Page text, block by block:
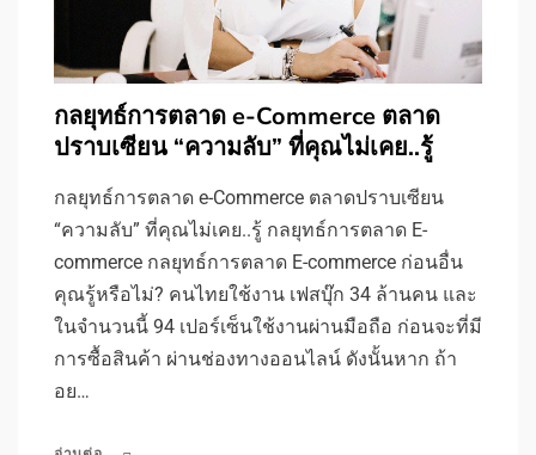
กลยุทธ์การตลาด e-Commerce ตลาด
ปราบเซียน “ความลับ” ที่คุณไม่เคย..รู้
กลยุทธ์การตลาด e-Commerce ตลาดปราบเซียน
“ความลับ” ที่คุณไม่เคย..รู้ กลยุทธ์การตลาด E-
commerce กลยุทธ์การตลาด E-commerce ก่อนอื่น
คุณรู้หรือไม่? คนไทยใช้งาน เฟสบุ๊ก 34 ล้านคน และ
ในจำนวนนี้ 94 เปอร์เซ็นใช้งานผ่านมือถือ ก่อนจะที่มี
การซื้อสินค้า ผ่านช่องทางออนไลน์ ดังนั้นหาก ถ้า
อย…